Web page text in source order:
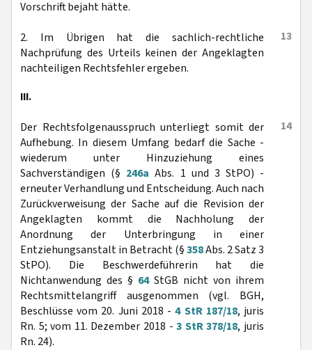
Vorschrift bejaht hätte.
13
2. Im Übrigen hat die sachlich-rechtliche
Nachprüfung des Urteils keinen der Angeklagten
nachteiligen Rechtsfehler ergeben.
III.
14
Der Rechtsfolgenausspruch unterliegt somit der
Aufhebung. In diesem Umfang bedarf die Sache -
wiederum unter Hinzuziehung eines
Sachverständigen (§ 246a Abs. 1 und 3 StPO) -
erneuter Verhandlung und Entscheidung. Auch nach
Zurückverweisung der Sache auf die Revision der
Angeklagten kommt die Nachholung der
Anordnung der Unterbringung in einer
Entziehungsanstalt in Betracht (§358Abs. 2 Satz 3
StPO). Die Beschwerdeführerin hat die
Nichtanwendung des § 64StGB nicht von ihrem
Rechtsmittelangriff ausgenommen (vgl. BGH,
Beschlüsse vom 20. Juni 2018 -4 StR 187/18, juris
Rn. 5; vom 11. Dezember 2018 -3 StR 378/18, juris
Rn. 24).